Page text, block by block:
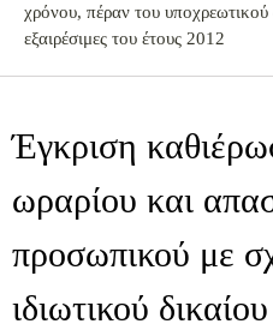
χρόνου, πέραν του
εξαιρέσιμες του έτους 2012
Έγκριση
ωραρίου και
προσωπικού με
ιδιωτικού